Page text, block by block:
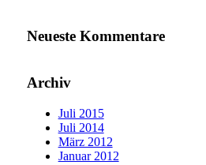
Neueste Kommentare
Archiv
Juli 2015
Juli 2014
März 2012
Januar 2012